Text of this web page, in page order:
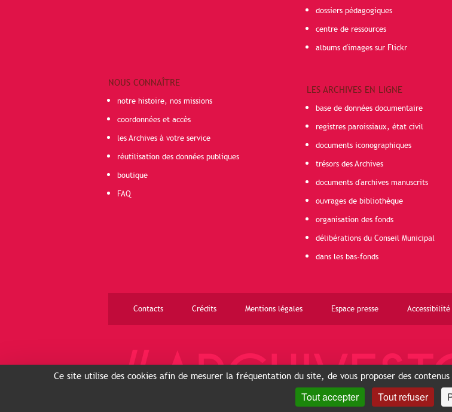
NOUS CONNAÎTRE
notre histoire, nos missions
coordonnées et accès
les Archives à votre service
réutilisation des données publiques
boutique
FAQ
dossiers pédagogiques
centre de ressources
albums d'images sur Flickr
LES ARCHIVES EN LIGNE
base de données documentaire
registres paroissiaux, état civil
documents iconographiques
trésors des Archives
documents d'archives manuscrits
ouvrages de bibliothèque
organisation des fonds
délibérations du Conseil Municipal
dans les bas-fonds
Contacts Crédits Mentions légales Espace presse Accessibilité
Ce site utilise des cookies afin de mesurer la fréquentation du site, de vous proposer des
Tout accepter Tout refuser